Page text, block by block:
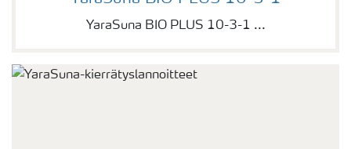
YaraSuna BIO PLUS 10-3-1 ...